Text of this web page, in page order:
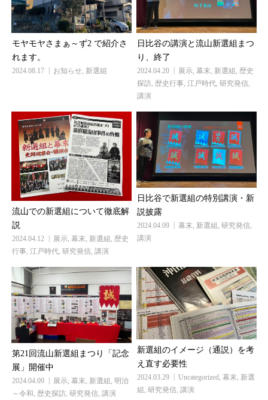
モヤモヤさまぁ～ず2 で紹介さ
れます。
2024.08.17 お知らせ, 新選組
日比谷の講演と流山新選組まつ
り、終了
2024.04.20 展示, 幕末, 新選組 , 歴史
探訪, 歴史行事, 江戸時代, 研究発信,
講演
流山での新選組について徹底解
説
2024.04.12 展示, 幕末, 新選組 , 歴史
行事, 江戸時代, 研究発信, 講演
日比谷で新選組の特別講演・新
説披露
2024.04.09 幕末, 新選組 , 研究発信,
講演
第21回流山新選組まつり「記念
展」開催中
2024.04.09 展示, 幕末, 新選組 , 明治
～令和, 歴史探訪, 研究発信, 講演
新選組のイメージ（通説）を考
え直す必要性
2024.03.29 Uncategorized 幕末 新選
組 研究発信 講演